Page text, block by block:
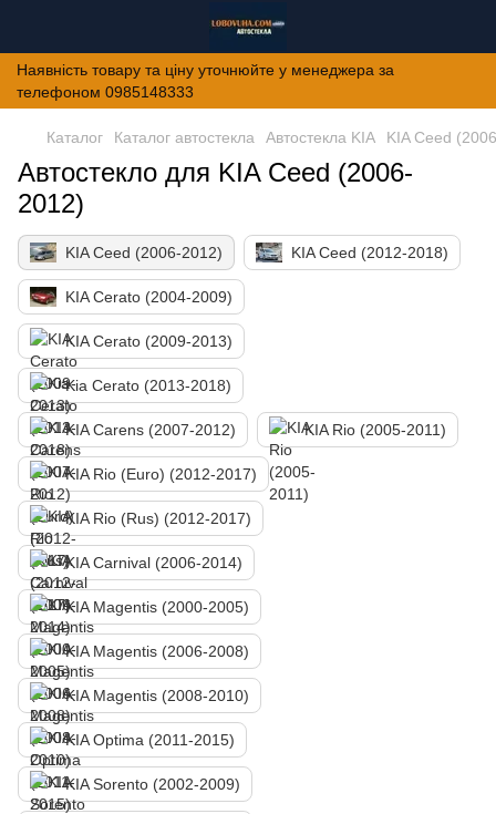
Наявність товару та ціну уточнюйте у менеджера за
телефоном 0985148333
Каталог Каталог автостекла Автостекла KIA KIA Ceed
Автостекло для KIA Ceed (2006-
2012)
KIA Ceed (2006-2012) KIA Ceed (2012-2018)
KIA Cerato (2004-2009)
KIA Cerato (2009-2013)
Kia Cerato (2013-2018)
KIA Carens (2007-2012) KIA Rio (2005-2011)
KIA Rio (Euro) (2012-2017)
KIA Rio (Rus) (2012-2017)
KIA Carnival (2006-2014)
KIA Magentis (2000-2005)
KIA Magentis (2006-2008)
KIA Magentis (2008-2010)
KIA Optima (2011-2015)
KIA Sorento (2002-2009)